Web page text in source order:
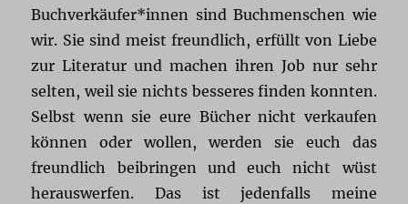
Buchverkäufer*innen sind Buchmenschen wie
wir. Sie sind meist freundlich, erfüllt von Liebe
zur Literatur und machen ihren Job nur sehr
selten, weil sie nichts besseres finden konnten.
Selbst wenn sie eure Bücher nicht verkaufen
können oder wollen, werden sie euch das
freundlich beibringen und euch nicht wüst
herauswerfen. Das ist jedenfalls meine